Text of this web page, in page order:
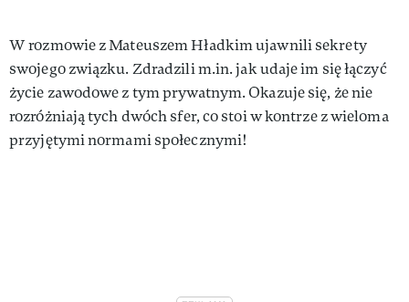
W rozmowie z Mateuszem Hładkim ujawnili sekrety
swojego związku. Zdradzili m.in. jak udaje im się łączyć
życie zawodowe z tym prywatnym. Okazuje się, że nie
rozróżniają tych dwóch sfer, co stoi w kontrze z wieloma
przyjętymi normami społecznymi!